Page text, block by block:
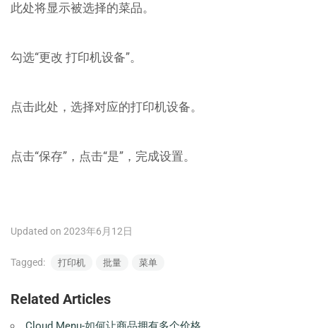
此处将显示被选择的菜品。
勾选“更改 打印机设备”。
点击此处，选择对应的打印机设备。
点击“保存”，点击“是”，完成设置。
Updated on 2023年6月12日
Tagged: 打印机 批量 菜单
Related Articles